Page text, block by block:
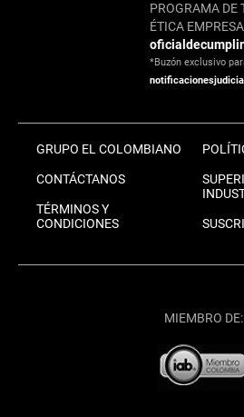
PROGRAMA DE
ÉTICA
*Buzón exclusivo
GRUPO EL COLOMBIANO
CONTÁCTANOS
TÉRMINOS Y
CONDICIONES
MIEMBRO DE: